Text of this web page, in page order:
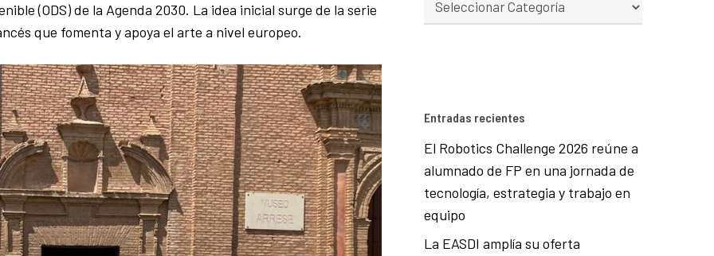
(ODS) de la Agenda 2030. La idea inicial surge de la serie
que fomenta y apoya el arte a nivel europeo.
Entradas recientes
El Robotics Challenge 2026 reúne a
alumnado de FP en una jornada de
tecnología, estrategia y trabajo en
equipo
La EASDI amplía su oferta